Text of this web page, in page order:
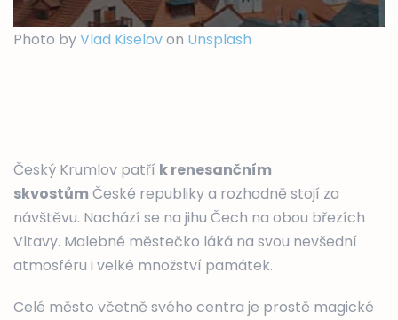
Photo byVlad Kiselovon Unsplash
Český Krumlov patří k renesančním
skvostůmČeské republiky a rozhodně stojí za
návštěvu. Nachází se na jihu Čech na obou březích
Vltavy. Malebné městečko láká na svou nevšední
atmosféru i velké množství památek.
Celé město včetně svého centra je prostě magické